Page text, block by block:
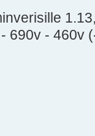
690v - 460v